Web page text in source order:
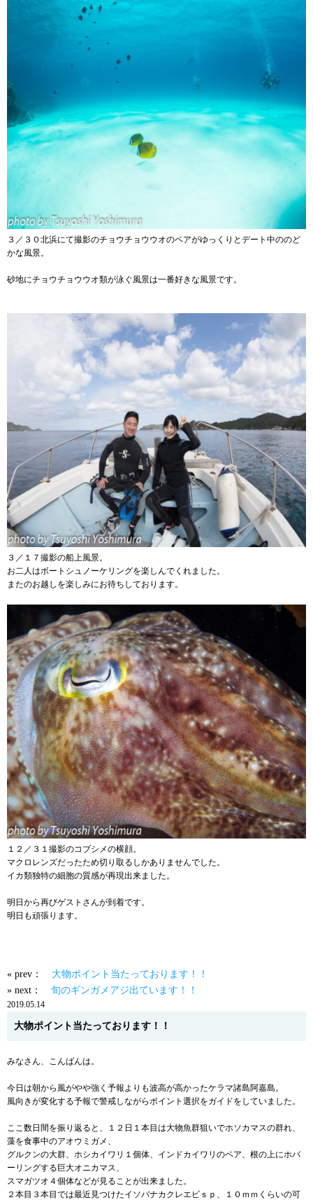
３／３０北浜にて撮影のチョウチョウウオのペアがゆっくりとデート中ののど
かな風景。
砂地にチョウチョウウオ類が泳ぐ風景は一番好きな風景です。
３／１７撮影の船上風景。
お二人はボートシュノーケリングを楽しんでくれました。
またのお越しを楽しみにお待ちしております。
１２／３１撮影のコブシメの横顔。
マクロレンズだったため切り取るしかありませんでした。
イカ類独特の細胞の質感が再現出来ました。
明日から再びゲストさんが到着です。
明日も頑張ります。
« prev： 大物ポイント当たっております！！
» next： 旬のギンガメアジ出ています！！
2019.05.14
大物ポイント当たっております！！
みなさん、こんばんは。
今日は朝から風がやや強く予報よりも波高が高かったケラマ諸島阿嘉島。
風向きが変化する予報で警戒しながらポイント選択をガイドをしていました。
ここ数日間を振り返ると、１２日１本目は大物魚群狙いでホソカマスの群れ、
藻を食事中のアオウミガメ、
グルクンの大群、ホシカイワリ１個体、インドカイワリのペア、根の上にホバ
ーリングする巨大オニカマス、
スマガツオ４個体などが見ることが出来ました。
２本目３本目では最近見つけたイソバナカクレエビｓｐ、１０ｍｍくらいの可